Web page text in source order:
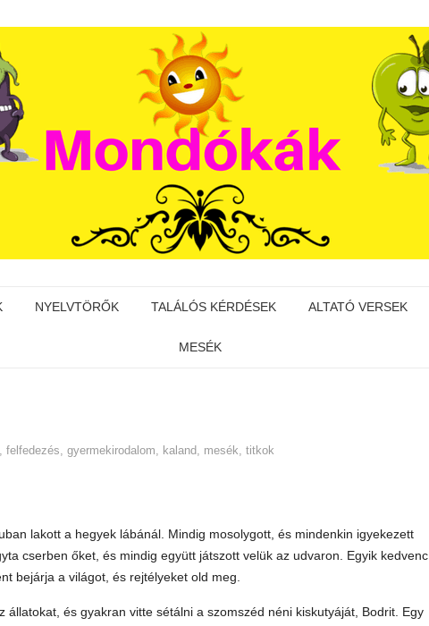
NYELVTÖRŐK TALÁLÓS KÉRDÉSEK ALTATÓ VERSEK
MESÉK
, felfedezés, gyermekirodalom, kaland, mesék, titkok
lakott a hegyek lábánál. Mindig mosolygott, és mindenkin igyekezett
cserben őket, és mindig együtt játszott velük az udvaron. Egyik kedvenc
bejárja a világot, és rejtélyeket old meg.
és gyakran vitte sétálni a szomszéd néni kiskutyáját, Bodrit. Egy